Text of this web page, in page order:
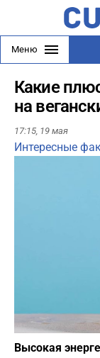
Меню
Какие
на
17:15, 19 мая
Интересные
Высокая